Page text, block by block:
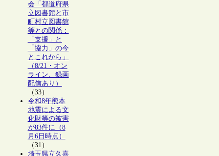
会「都道府県
立図書館と市
町村立図書館
等との関係：
「支援」と
「協力」の今
とこれから」
（8/21・オン
ライン、録画
配信あり）
（33）
令和8年熊本
地震による文
化財等の被害
が83件に（8
月6日時点）
（31）
埼玉県立久喜